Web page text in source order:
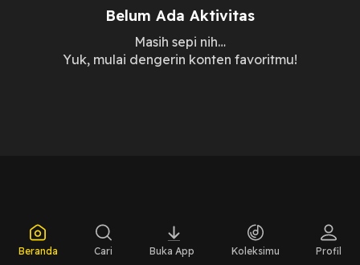
Belum Ada Aktivitas
Masih sepi nih…
Yuk, mulai dengerin konten favoritmu!
Beranda Cari Buka App Koleksimu Profil